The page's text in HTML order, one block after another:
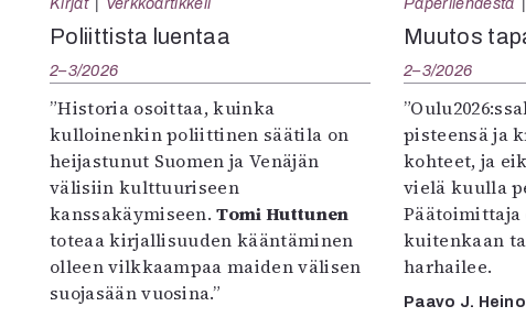
Poliittista luentaa
2–3/2026
”Historia osoittaa, kuinka
kulloinenkin poliittinen säätila on
heijastunut Suomen ja Venäjän
välisiin kulttuuriseen
kanssakäymiseen.Tomi Huttunen
toteaa kirjallisuuden kääntäminen
olleen vilkkaampaa maiden välisen
suojasään vuosina.”
Muutos
2–3/2026
pisteensä ja
kohteet, ja
vielä kuulla
kuitenkaan
harhailee.
Paavo J.